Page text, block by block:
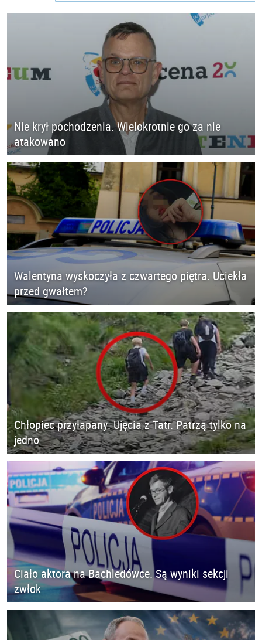
Nie krył pochodzenia. Wielokrotnie go za nie
atakowano
Walentyna wyskoczyła z czwartego piętra. Uciekła
przed gwałtem?
Chłopiec przyłapany. Ujęcia z Tatr. Patrzą tylko na
jedno
Ciało aktora na Bachledówce. Są wyniki sekcji
zwłok